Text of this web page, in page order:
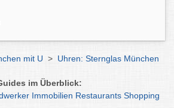
mit U > Uhren: Sternglas München
im Überblick:
Immobilien Restaurants Shopping